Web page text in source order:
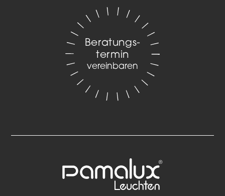
Beratungs­
termin
vereinbaren